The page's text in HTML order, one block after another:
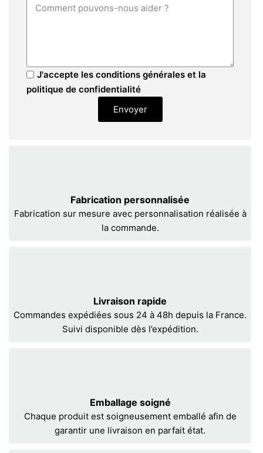
J'accepte les conditions générales et la
politique de confidentialité
Envoyer
Fabrication personnalisée
Fabrication sur mesure avec personnalisation réalisée à
la commande.
Livraison rapide
Commandes expédiées sous 24 à 48h depuis la France.
Suivi disponible dès l’expédition.
Emballage soigné
Chaque produit est soigneusement emballé afin de
garantir une livraison en parfait état.